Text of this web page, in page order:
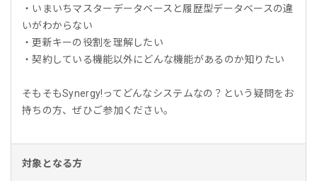
・いまいちマスターデータベースと履歴型データベースの違
いがわからない
・更新キーの役割を理解したい
・契約している機能以外にどんな機能があるのか知りたい
そもそもSynergy!ってどんなシステムなの？という疑問をお
持ちの方、ぜひご参加ください。
対象となる方